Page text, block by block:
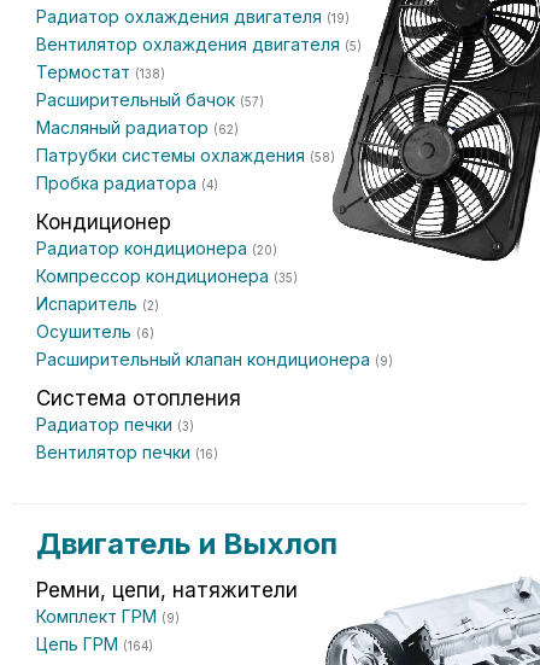
Радиатор охлаждения двигателя (19)
Вентилятор охлаждения двигателя (5)
Термостат (138)
Расширительный бачок (57)
Масляный радиатор (62)
Патрубки системы охлаждения (58)
Пробка радиатора (4)
Кондиционер
Радиатор кондиционера (20)
Компрессор кондиционера (35)
Испаритель (2)
Осушитель (6)
Расширительный клапан кондиционера (9)
Система отопления
Радиатор печки (3)
Вентилятор печки (16)
Двигатель и Выхлоп
Ремни, цепи, натяжители
Комплект ГРМ (9)
Цепь ГРМ (164)